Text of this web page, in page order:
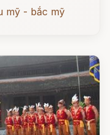
mỹ - bắc mỹ